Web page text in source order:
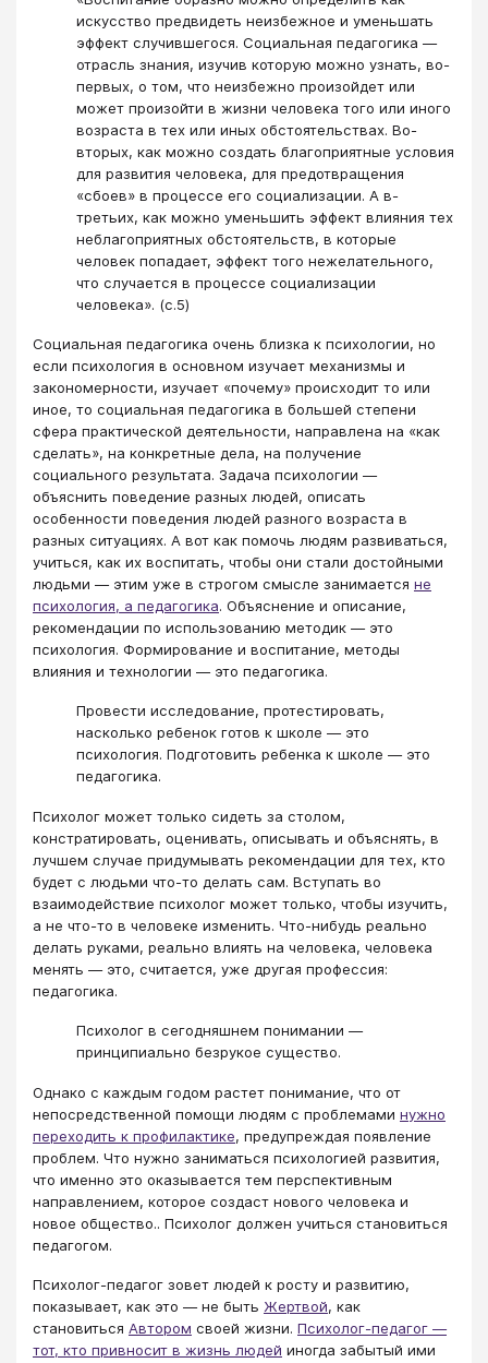
искусство предвидеть неизбежное и умень­шать
эффект случившегося. Социальная педагогика —
отрасль знания, изучив которую можно узнать, во-
первых, о том, что неизбежно произойдет или
может произойти в жизни человека того или ино­го
возраста в тех или иных обстоятельствах. Во-
вторых, как мож­но создать благоприятные условия
для развития человека, для предотвращения
«сбоев» в процессе его социализации. А в-
третьих, как можно уменьшить эффект влияния тех
неблагоприятных об­стоятельств, в которые
человек попадает, эффект того нежела­тельного,
что случается в процессе социализации
человека». (с.5)
Социальная педагогика очень близка к психологии, но
если психология в основном изучает механизмы и
закономерности, изучает «почему» происходит то или
иное, то социальная педагогика в большей степени
сфера практической деятельности, направлена на «как
сделать», на конкретные дела, на получение
социального результата. Задача психологии —
объяснить поведение разных людей, описать
особенности поведения людей разного возраста в
разных ситуациях. А вот как помочь людям развиваться,
учиться, как их воспитать, чтобы они стали достойными
людьми — этим уже в строгом смысле занимается не
психология, а педагогика. Объяснение и описание,
рекомендации по использованию методик — это
психология. Формирование и воспитание, методы
влияния и технологии — это педагогика.
Провести исследование, протестировать,
насколько ребенок готов к школе — это
психология. Подготовить ребенка к школе — это
педагогика.
Психолог может только сидеть за столом,
констратировать, оценивать, описывать и объяснять, в
лучшем случае придумывать рекомендации для тех, кто
будет с людьми что-то делать сам. Вступать во
взаимодействие психолог может только, чтобы изучить,
а не что-то в человеке изменить. Что-нибудь реально
делать руками, реально влиять на человека, человека
менять — это, считается, уже другая профессия:
педагогика.
Психолог в сегодняшнем понимании —
принципиально безрукое существо.
Однако с каждым годом растет понимание, что от
непосредственной помощи людям с проблемами нужно
переходить к профилактике, предупреждая появление
проблем. Что нужно заниматься психологией развития,
что именно это оказывается тем перспективным
направлением, которое создаст нового человека и
новое общество.. Психолог должен учиться становиться
педагогом.
Психолог-педагог зовет людей к росту и развитию,
показывает, как это — не быть Жертвой, как
становиться Автором своей жизни. Психолог-педагог —
тот, кто привносит в жизнь людей иногда забытый ими